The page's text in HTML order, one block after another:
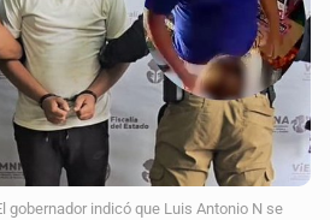
gobernador indicó que Luis Antonio N se